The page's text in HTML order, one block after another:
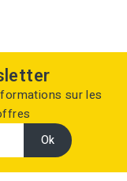
sur les